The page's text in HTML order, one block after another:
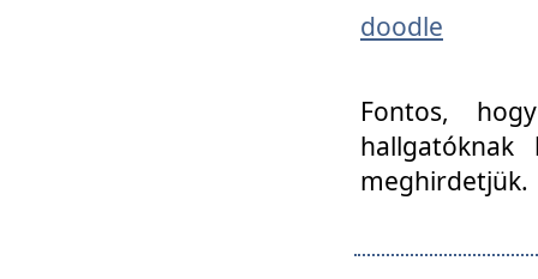
doodle
Fontos,
meghirdetjük.